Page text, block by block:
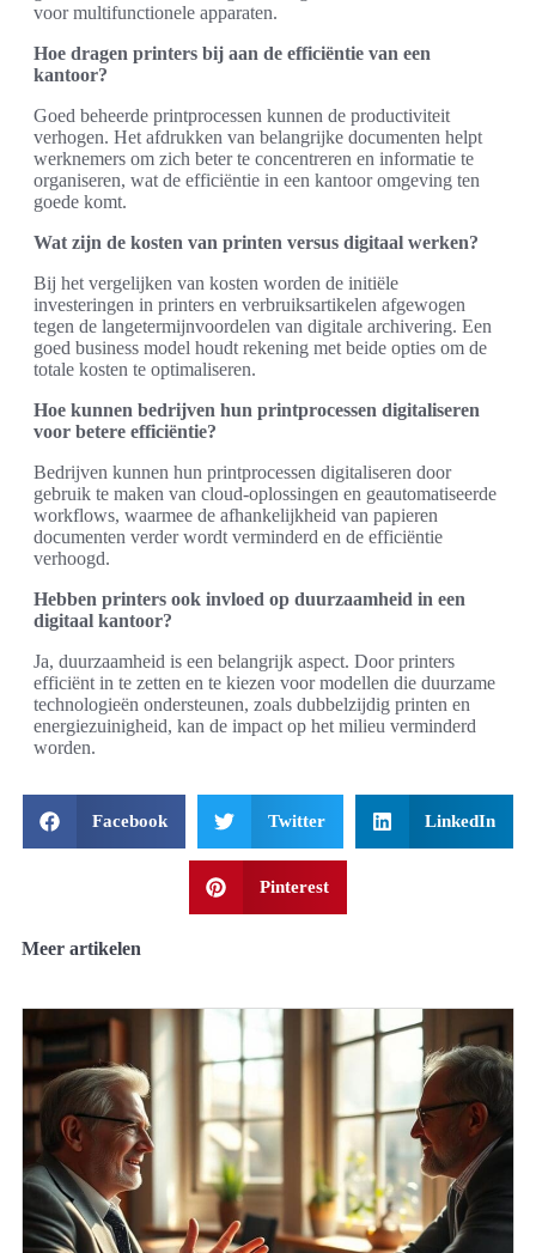
voor multifunctionele apparaten.
Hoe dragen printers bij aan de efficiëntie van een
kantoor?
Goed beheerde printprocessen kunnen de productiviteit
verhogen. Het afdrukken van belangrijke documenten helpt
werknemers om zich beter te concentreren en informatie te
organiseren, wat de efficiëntie in een kantoor omgeving ten
goede komt.
Wat zijn de kosten van printen versus digitaal werken?
Bij het vergelijken van kosten worden de initiële
investeringen in printers en verbruiksartikelen afgewogen
tegen de langetermijnvoordelen van digitale archivering. Een
goed business model houdt rekening met beide opties om de
totale kosten te optimaliseren.
Hoe kunnen bedrijven hun printprocessen digitaliseren
voor betere efficiëntie?
Bedrijven kunnen hun printprocessen digitaliseren door
gebruik te maken van cloud-oplossingen en geautomatiseerde
workflows, waarmee de afhankelijkheid van papieren
documenten verder wordt verminderd en de efficiëntie
verhoogd.
Hebben printers ook invloed op duurzaamheid in een
digitaal kantoor?
Ja, duurzaamheid is een belangrijk aspect. Door printers
efficiënt in te zetten en te kiezen voor modellen die duurzame
technologieën ondersteunen, zoals dubbelzijdig printen en
energiezuinigheid, kan de impact op het milieu verminderd
worden.
Facebook Twitter LinkedIn
Pinterest
Meer artikelen